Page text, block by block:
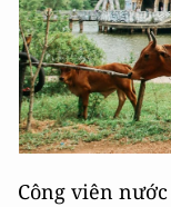
Công viên